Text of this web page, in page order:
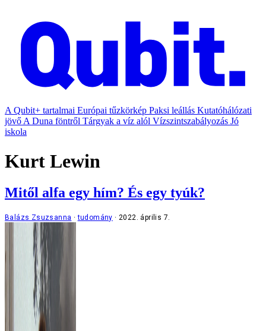
A Qubit+ tartalmai Európai tűzkörkép Paksi leállás Kutatóhálózati
jövő A Duna föntről Tárgyak a víz alól Vízszintszabályozás Jó
iskola
Kurt Lewin
Mitől alfa egy hím? És egy tyúk?
Balázs Zsuzsanna tudomány 2022. április 7.